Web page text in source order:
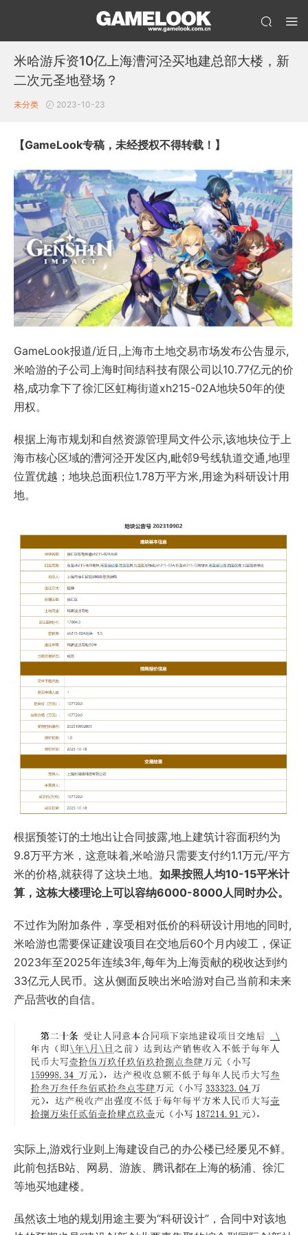
米哈游斥资10亿上海漕河泾买地建总部大楼，新
二次元圣地登场？
未分类 2023-10-23
【GameLook专稿，未经授权不得转载！】
GameLook报道/近日,上海市土地交易市场发布公告显示,
米哈游的子公司上海时间结科技有限公司以10.77亿元的价
格,成功拿下了徐汇区虹梅街道xh215-02A地块50年的使
用权。
根据上海市规划和自然资源管理局文件公示,该地块位于上
海市核心区域的漕河泾开发区内,毗邻9号线轨道交通,地理
位置优越；地块总面积位1.78万平方米,用途为科研设计用
地。
根据预签订的土地出让合同披露,地上建筑计容面积约为
9.8万平方米，这意味着,米哈游只需要支付约1.1万元/平方
米的价格,就获得了这块土地。 如果按照人均10-15平米计
算，这栋大楼理论上可以容纳6000-8000人同时办公。
不过作为附加条件，享受相对低价的科研设计用地的同时,
米哈游也需要保证建设项目在交地后60个月内竣工，保证
2023年至2025年连续3年,每年为上海贡献的税收达到约
33亿元人民币。这从侧面反映出米哈游对自己当前和未来
产品营收的自信。
实际上,游戏行业则上海建设自己的办公楼已经屡见不鲜。
此前包括B站、网易、游族、腾讯都在上海的杨浦、徐汇
等地买地建楼。
虽然该土地的规划用途主要为“科研设计”，合同中对该地